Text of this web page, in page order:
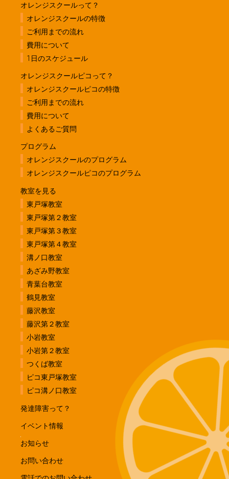
オレンジスクールって？
オレンジスクールの特徴
ご利用までの流れ
費用について
1日のスケジュール
オレンジスクールピコって？
オレンジスクールピコの特徴
ご利用までの流れ
費用について
よくあるご質問
プログラム
オレンジスクールのプログラム
オレンジスクールピコのプログラム
教室を見る
東戸塚教室
東戸塚第２教室
東戸塚第３教室
東戸塚第４教室
溝ノ口教室
あざみ野教室
青葉台教室
鶴見教室
藤沢教室
藤沢第２教室
小岩教室
小岩第２教室
つくば教室
ピコ東戸塚教室
ピコ溝ノ口教室
発達障害って？
イベント情報
お知らせ
お問い合わせ